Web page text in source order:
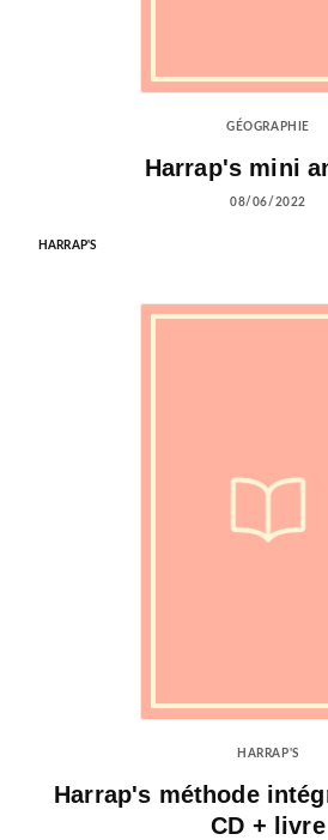
GÉOGRAPHIE
Harrap's mini
08/06/2022
HARRAP'S
HARRAP'S
Harrap's méthode
CD + livre